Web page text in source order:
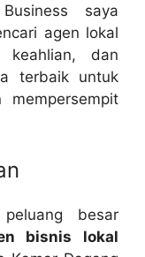
saya
agen lokal
keahlian, dan
terbaik untuk
besar
bisnis lokal